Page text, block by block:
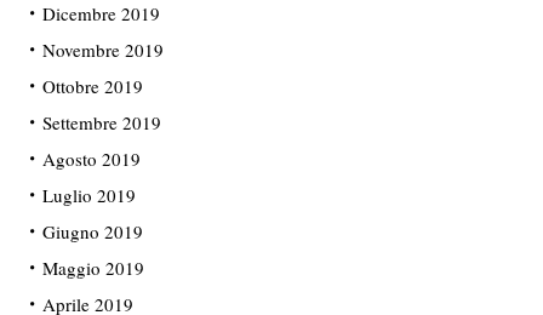
Dicembre 2019
Novembre 2019
Ottobre 2019
Settembre 2019
Agosto 2019
Luglio 2019
Giugno 2019
Maggio 2019
Aprile 2019